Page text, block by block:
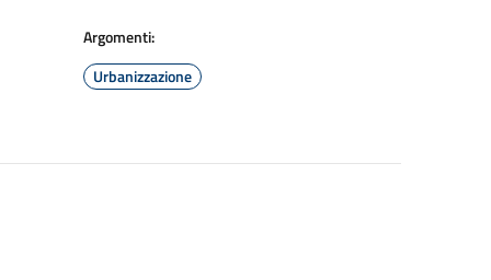
Argomenti:
Urbanizzazione